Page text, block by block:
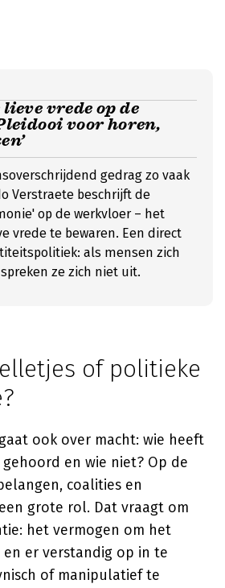
vrede op de
voor horen,
gedrag zo vaak
Verstraete beschrijft de
op de werkvloer – het
vrede te bewaren. Een direct
als mensen zich
ze zich niet uit.
of politieke
ook over macht: wie heeft
en wie niet? Op de
coalities en
grote rol. Dat vraagt om
het vermogen om het
er verstandig op in te
of manipulatief te